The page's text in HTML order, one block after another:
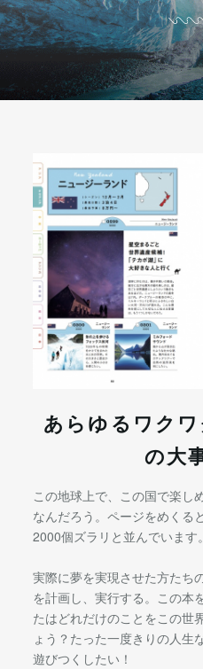
あらゆるワク
の大
この地球上で、この国で楽し
なんだろう。ページをめくる
2000個ズラリと並んでいます。
実際に夢を実現させた方たち
を計画し、実行する。この本
たはどれだけのことをこの世
ょう？たった一度きりの人生
遊びつくしたい！